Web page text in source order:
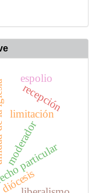
particular
moderador
diócesis
limitación
recepción
espolio